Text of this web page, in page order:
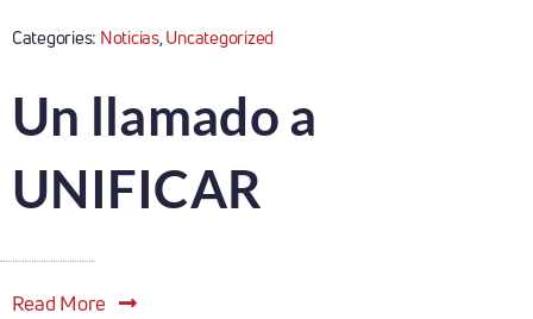
Categories: Noticias,Uncategorized
Un llamado a
UNIFICAR
Read More